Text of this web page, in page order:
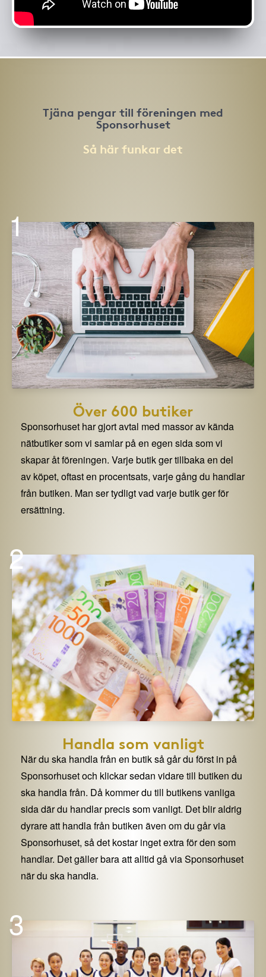
Tjäna pengar till föreningen med
Sponsorhuset
Så här funkar det
1
Över 600 butiker
Sponsorhuset har gjort avtal med massor av kända
nätbutiker som vi samlar på en egen sida som vi
skapar åt föreningen. Varje butik ger tillbaka en del
av köpet, oftast en procentsats, varje gång du handlar
från butiken. Man ser tydligt vad varje butik ger för
ersättning.
2
Handla som vanligt
När du ska handla från en butik så går du först in på
Sponsorhuset och klickar sedan vidare till butiken du
ska handla från. Då kommer du till butikens vanliga
sida där du handlar precis som vanligt. Det blir aldrig
dyrare att handla från butiken även om du går via
Sponsorhuset, så det kostar inget extra för den som
handlar. Det gäller bara att alltid gå via Sponsorhuset
när du ska handla.
3